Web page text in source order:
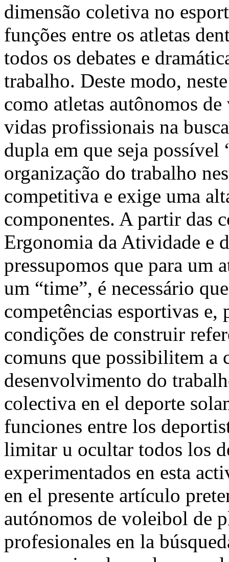
dimensão coletiva no
funções entre os atletas
todos os debates e
trabalho. Deste modo,
como atletas autônomos
vidas profissionais na
dupla em que seja
organização do trabalho
competitiva e exige uma
componentes. A partir das
Ergonomia da Atividade e
pressupomos que para um
um “time”, é necessário
competências esportivas
condições de construir
comuns que possibilitem a
desenvolvimento do
colectiva en el deporte
funciones entre los
limitar u ocultar todos los
experimentados en esta
en el presente artículo
autónomos de voleibol de
profesionales en la